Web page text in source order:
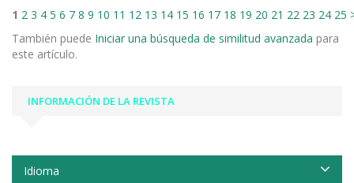
1 2 3 4 5 6 7 8 9 10 11 12 13 14 15 16 17 18 19 20 21 22 23 24 25
También puede Iniciar una búsqueda de similitud avanzada para
este artículo.
INFORMACIÓN DE LA REVISTA
Idioma